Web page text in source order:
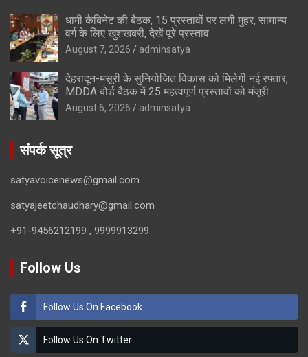
धामी कैबिनेट की बैठक, 15 प्रस्तावों पर लगी मुहर, सामान्य
वर्ग के लिए खुशखबरी, देखें पूरे प्रस्ताव
August 7, 2026 adminsatya
देहरादून-मसूरी के सुनियोजित विकास को मिलेगी नई रफ्तार,
MDDA बोर्ड बैठक में 25 महत्वपूर्ण प्रस्तावों को मंजूरी
August 6, 2026 adminsatya
संपर्क सूत्र
satyavoicenews@gmail.com
satyajeetchaudhary@gmail.com
+91-9456212199 , 9999913299
Follow Us
Follow Us On Facebook
Follow Us On Twitter